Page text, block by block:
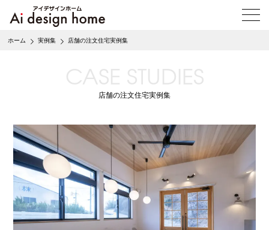
メ
ニ
ホーム 実例集 店舗の注文住宅実例集
CASE STUDIES
店舗の注文住宅実例集